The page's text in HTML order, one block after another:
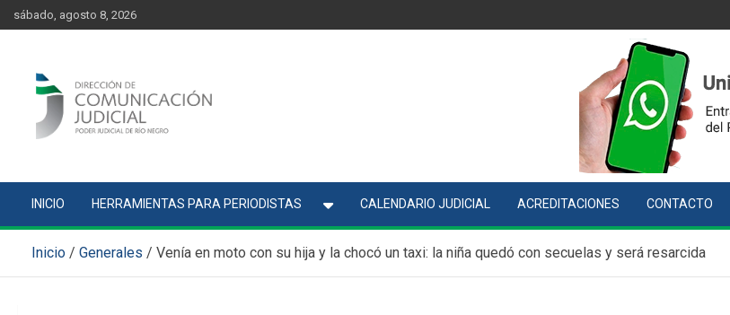
content
Skip
to
sábado, agosto 8, 2026
INICIO HERRAMIENTAS PARA PERIODISTAS CALENDARIO JUDICIAL ACREDITACIONES CONTACTO
Inicio Generales Venía en moto con su hija y la chocó un taxi: la niña quedó con secuelas y será resarcida